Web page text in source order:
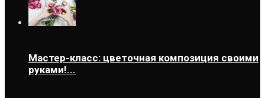
Мастер-класс: цветочная композиция своими
руками!...